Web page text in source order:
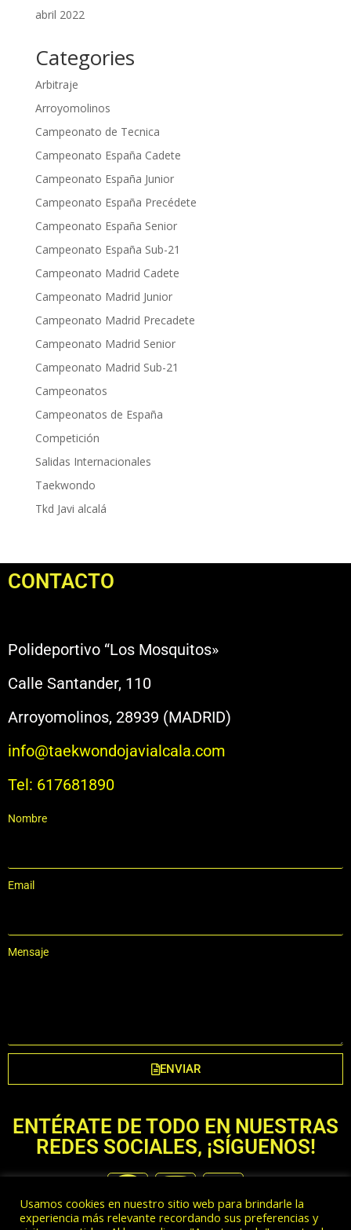
abril 2022
Categories
Arbitraje
Arroyomolinos
Campeonato de Tecnica
Campeonato España Cadete
Campeonato España Junior
Campeonato España Precédete
Campeonato España Senior
Campeonato España Sub-21
Campeonato Madrid Cadete
Campeonato Madrid Junior
Campeonato Madrid Precadete
Campeonato Madrid Senior
Campeonato Madrid Sub-21
Campeonatos
Campeonatos de España
Competición
Salidas Internacionales
Taekwondo
Tkd Javi alcalá
CONTACTO
Polideportivo “Los Mosquitos»
Calle Santander, 110
Arroyomolinos, 28939 (MADRID)
info@taekwondojavialcala.com
Tel: 617681890
Nombre
Email
Mensaje
ENVIAR
ENTÉRATE DE TODO EN NUESTRAS
REDES SOCIALES, ¡SÍGUENOS!
Usamos cookies en nuestro sitio web para brindarle la
experiencia más relevante recordando sus preferencias y